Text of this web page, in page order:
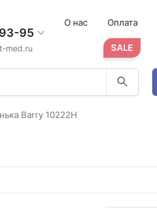
95
med.ru
О нас Оплата
SALE
Barry 10222H